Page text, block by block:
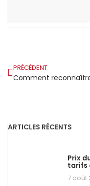
PRÉCÉDENT
ARTICLES RÉCENTS
Prix
tarifs
7 août